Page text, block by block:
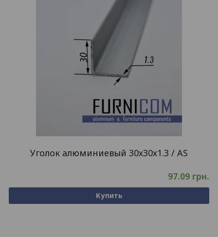
Уголок алюминиевый 30х30х1.3 / AS
97.09 грн.
Купить